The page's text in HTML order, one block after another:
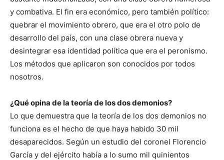
y combativa. El fin era económico, pero también político:
quebrar el movimiento obrero, que era el otro polo de
desarrollo del país, con una clase obrera nueva y
desintegrar esa identidad política que era el peronismo.
Los métodos que aplicaron son conocidos por todos
nosotros.
¿Qué opina de la teoría de los dos demonios?
Lo que demuestra que la teoría de los dos demonios no
funciona es el hecho de que haya habido 30 mil
desaparecidos. Según un estudio del coronel Florencio
García y del ejército había a lo sumo mil quinientos